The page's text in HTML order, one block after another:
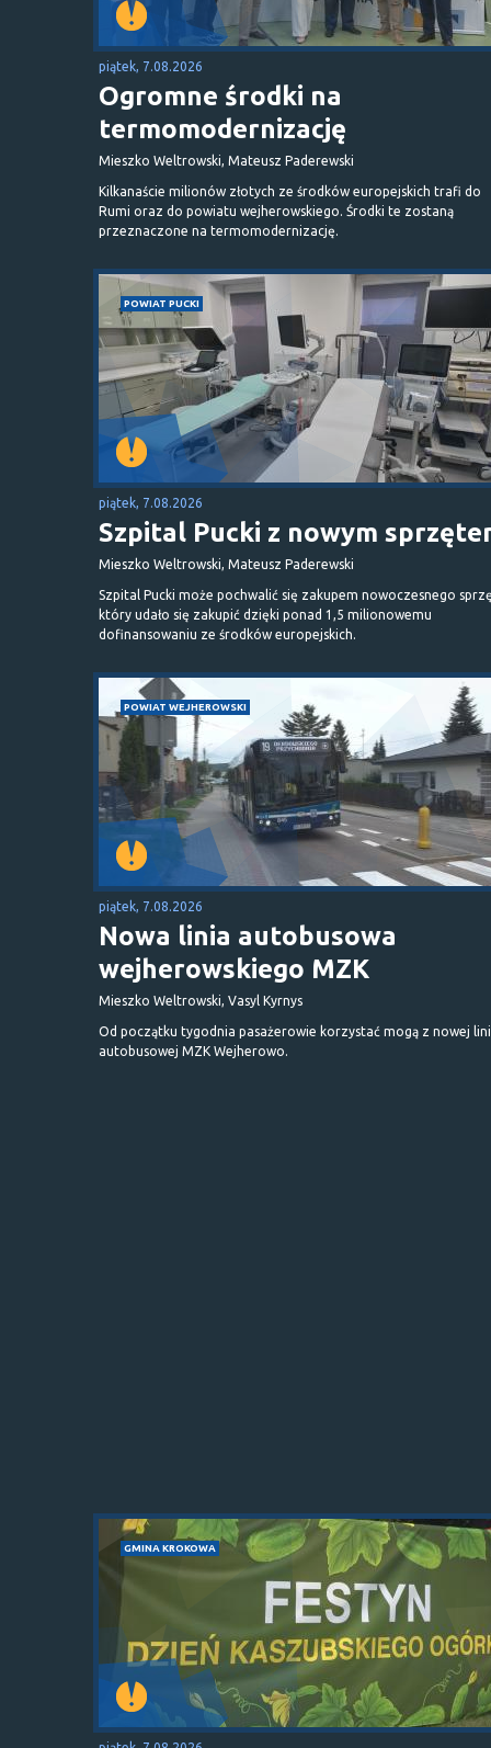
piątek, 7.08.2026
Ogromne środki na
termomodernizację
Mieszko Weltrowski, Mateusz Paderewski
Kilkanaście milionów złotych ze środków europejskich trafi do
Rumi oraz do powiatu wejherowskiego. Środki te zostaną
przeznaczone na termomodernizację.
POWIAT PUCKI
piątek, 7.08.2026
Szpital Pucki z nowym
Mieszko Weltrowski, Mateusz Paderewski
Szpital Pucki może pochwalić się zakupem nowoczesnego
który udało się zakupić dzięki ponad 1,5 milionowemu
dofinansowaniu ze środków europejskich.
POWIAT WEJHEROWSKI
piątek, 7.08.2026
Nowa linia autobusowa
wejherowskiego MZK
Mieszko Weltrowski, Vasyl Kyrnys
Od początku tygodnia pasażerowie korzystać mogą z nowej
autobusowej MZK Wejherowo.
GMINA KROKOWA